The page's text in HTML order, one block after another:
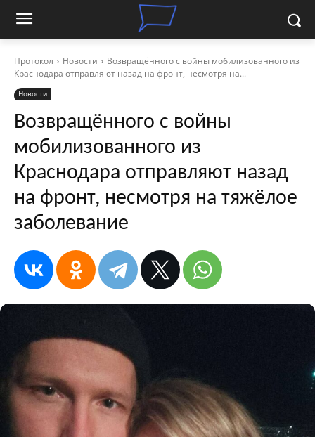
Протокол Новости
Возвращённого с войны мобилизованного из
Краснодара отправляют назад на фронт, несмотря на...
Новости
Возвращённого с войны
мобилизованного из
Краснодара отправляют назад
на фронт, несмотря на тяжёлое
заболевание